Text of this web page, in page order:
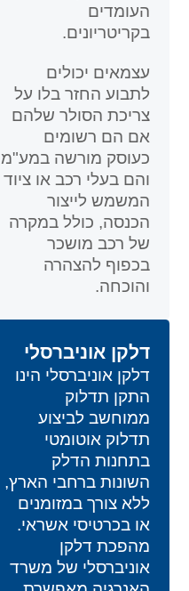
העומדים
בקריטריונים.
עצמאים יכולים
לתבוע החזר בלו על
צריכת הסולר שלהם
אם הם רשומים
כעוסק מורשה במע"מ
והם בעלי רכב או ציוד
המשמש לייצור
הכנסה, כולל במקרה
של רכב מושכר
בכפוף להצהרה
והוכחה.
דלקן אוניברסלי
דלקן אוניברסלי הינו
התקן תדלוק
ממוחשב לביצוע
תדלוק אוטומטי
בתחנות הדלק
השונות ברחבי הארץ,
ללא צורך במזומנים
או בכרטיסי אשראי.
מהפכת דלקן
אוניברסלי של משרד